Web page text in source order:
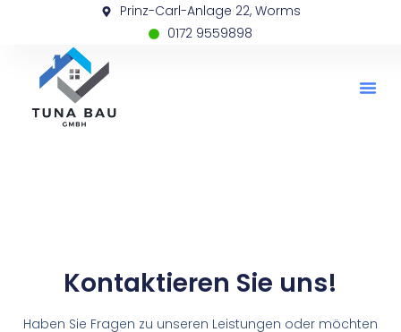
Prinz-Carl-Anlage 22, Worms
0172 9559898
Kontaktieren Sie uns!
Haben Sie Fragen zu unseren Leistungen oder möchten